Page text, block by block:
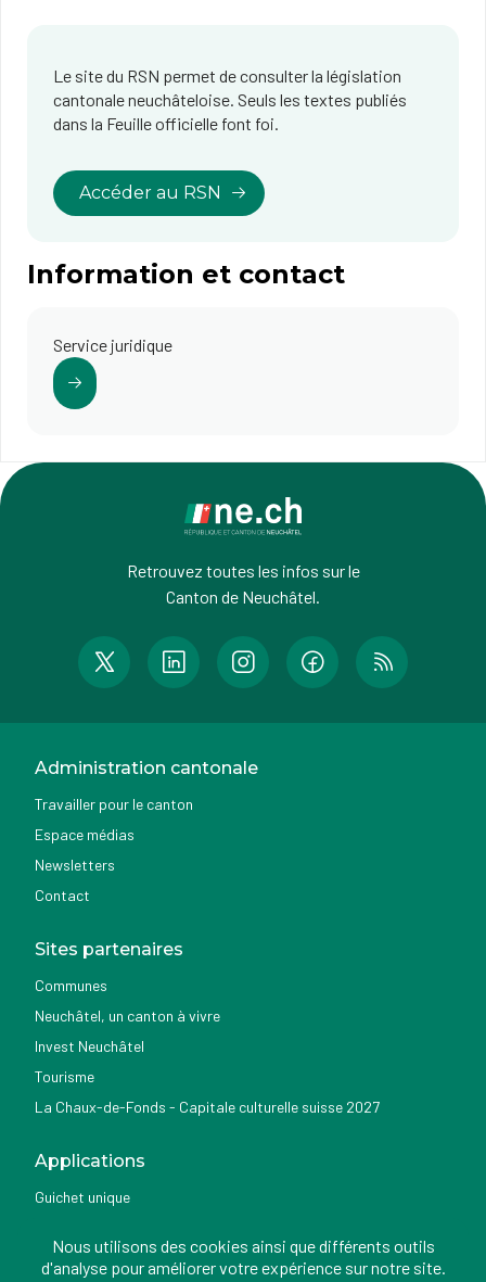
​Le site du RSN permet de consulter la législation
cantonale neuchâteloise. Seuls les textes publiés
dans la Feuille officielle font foi.
Accéder au RSN
Information et contact
Service juridique
Retrouvez toutes les infos sur le
Canton de Neuchâtel.
Administration cantonale
Travailler pour le canton
Espace médias
Newsletters
Contact
Sites partenaires
Communes
Neuchâtel, un canton à vivre
Invest Neuchâtel
Tourisme
La Chaux-de-Fonds - Capitale culturelle suisse 2027
Applications
Guichet unique
Nemo news
Nous utilisons des cookies ainsi que différents outils
d'analyse pour améliorer votre expérience sur notre site.